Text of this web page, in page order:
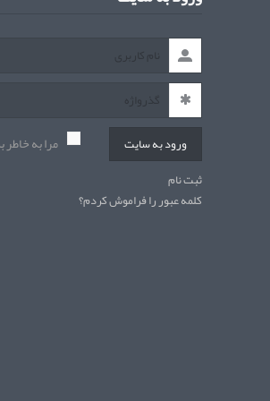
ورود به سایت مرا به خاطر
ثبت نام
کلمه عبور را فراموش کردم؟